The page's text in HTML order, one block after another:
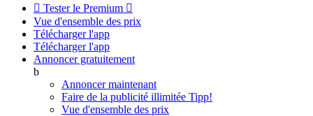
 Tester le Premium 
Vue d'ensemble des prix
Télécharger l'app
Télécharger l'app
Annoncer gratuitement
b
Annoncer maintenant
Faire de la publicité illimitée Tipp!
Vue d'ensemble des prix